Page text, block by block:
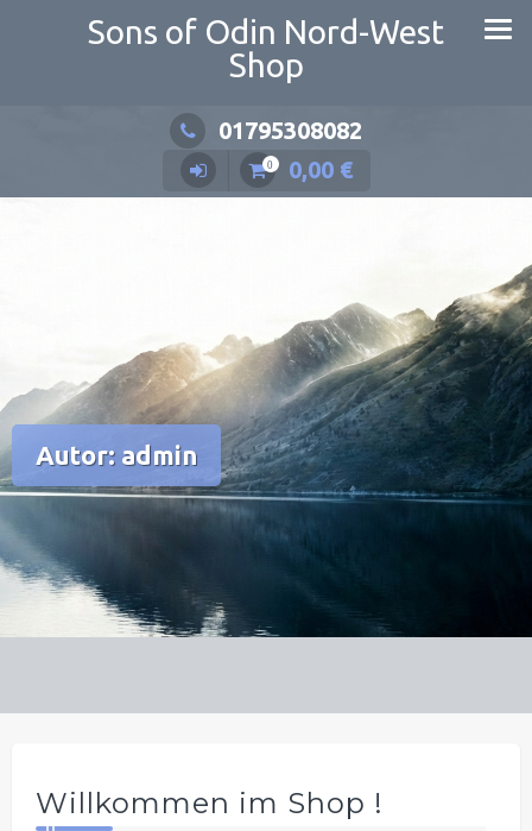
Sons of Odin Nord-West
Shop
01795308082
0 0,00 €
Autor: admin
Willkommen im Shop !